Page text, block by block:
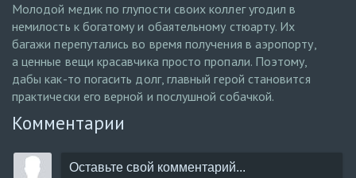
Молодой медик по глупости своих коллег угодил в
немилость к богатому и обаятельному стюарту. Их
багажи перепутались во время получения в аэропорту,
а ценные вещи красавчика просто пропали. Поэтому,
дабы как-то погасить долг, главный герой становится
практически его верной и послушной собачкой.
Комментарии